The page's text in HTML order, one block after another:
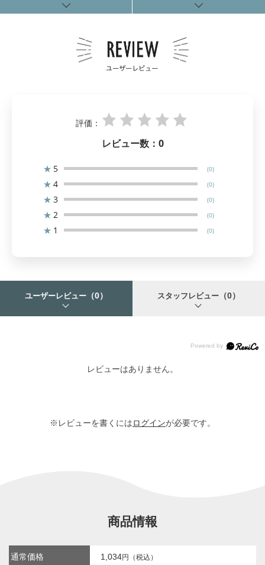
評価：
レビュー数： 0
★ 5 (0)
★ 4 (0)
★ 3 (0)
★ 2 (0)
★ 1 (0)
ユーザーレビュー （0） スタッフレビュー （0）
レビューはありません。
※レビューを書くにはログインが必要です。
商品情報
通常価格 1,034円（税込）